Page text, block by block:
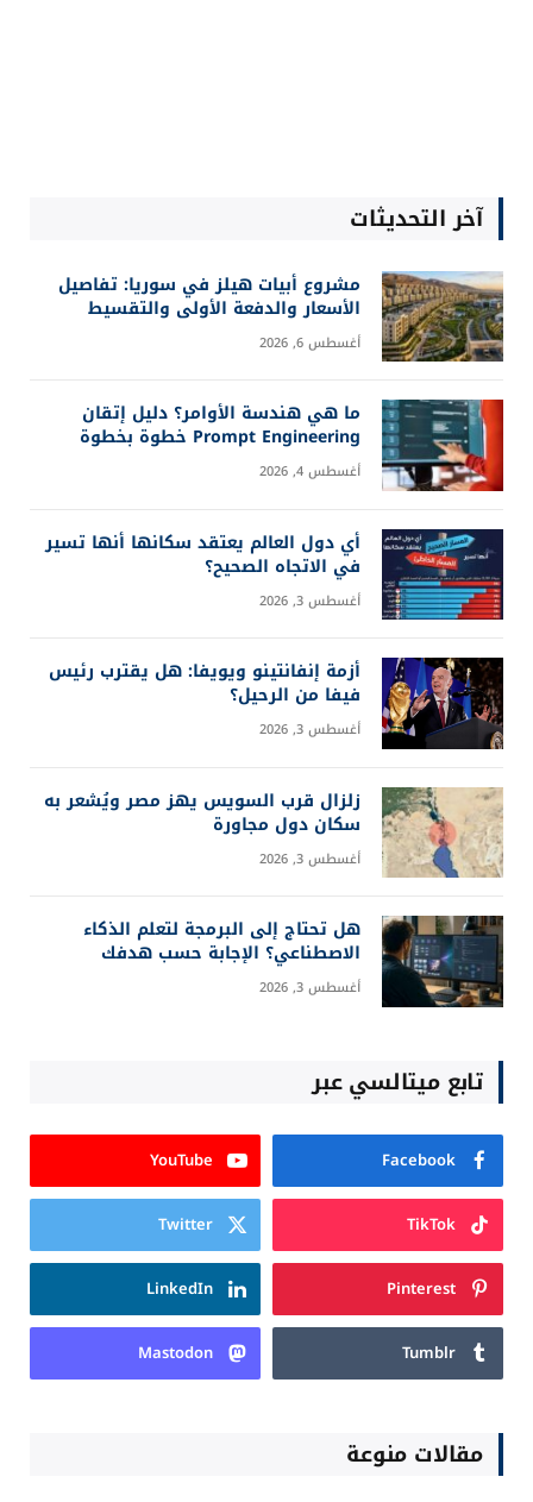
آخر التحديثات
مشروع أبيات هيلز في سوريا: تفاصيل
الأسعار والدفعة الأولى والتقسيط
أغسطس 6, 2026
ما هي هندسة الأوامر؟ دليل إتقان
Prompt Engineering خطوة بخطوة
أغسطس 4, 2026
أي دول العالم يعتقد سكانها أنها تسير
في الاتجاه الصحيح؟
أغسطس 3, 2026
أزمة إنفانتينو ويويفا: هل يقترب رئيس
فيفا من الرحيل؟
أغسطس 3, 2026
زلزال قرب السويس يهز مصر ويُشعر به
سكان دول مجاورة
أغسطس 3, 2026
هل تحتاج إلى البرمجة لتعلم الذكاء
الاصطناعي؟ الإجابة حسب هدفك
أغسطس 3, 2026
تابع ميتالسي عبر
Facebook
YouTube
TikTok
Twitter
Pinterest
LinkedIn
Tumblr
Mastodon
مقالات منوعة